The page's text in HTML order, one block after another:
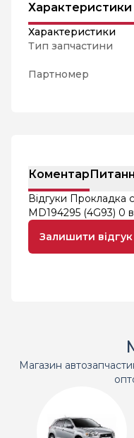
Характеристики
Характеристики
Тип запчастини
Партномер
Коментар
Відгуки Прокладка
MD194295 (4G93) 0
Залишити відгук
Магазин